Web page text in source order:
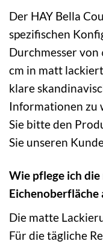
Der HAY Bella
spezifischen
Durchmesser von
cm in matt
klare
Informationen zu
Sie bitte den
Sie unseren
Wie pflege ich
Eichenoberfläche
Die matte
Für die tägliche